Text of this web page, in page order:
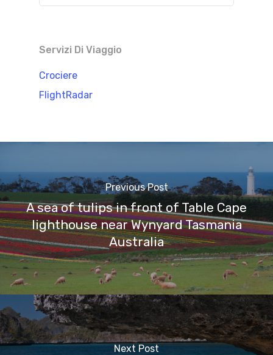
Servizi Di Viaggio
Crociere
FlightRadar
Previous Post
A sea of tulips in front of Table Cape
lighthouse near Wynyard Tasmania
Australia
Next Post